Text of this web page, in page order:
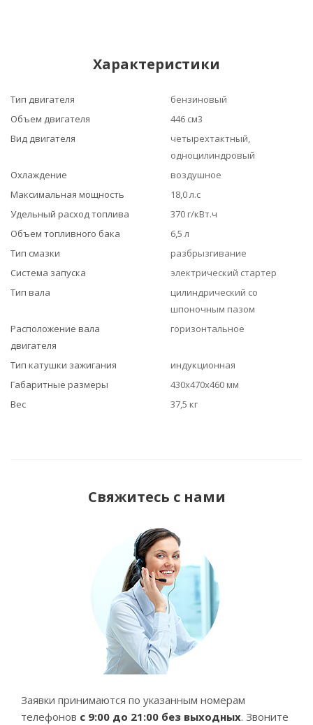
Характеристики
Тип двигателя
бензиновый
Объем двигателя
446 см3
Вид двигателя
четырехтактный,
одноцилиндровый
Охлаждение
воздушное
Максимальная мощность
18,0 л.с
Удельный расход топлива
370 г/кВт.ч
Объем топливного бака
6,5 л
Тип смазки
разбрызгивание
Система запуска
электрический стартер
Тип вала
цилиндрический со
шпоночным пазом
Расположение вала
двигателя
горизонтальное
Тип катушки зажигания
индукционная
Габаритные размеры
430x470x460 мм
Вес
37,5 кг
Свяжитесь с нами
Заявки принимаются по указанным номерам
телефонов с 9:00 до 21:00 без выходных. Звоните